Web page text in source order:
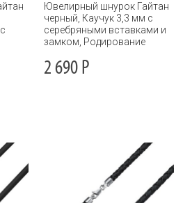
Ювелирный шнурок Гайтан
черный, Каучук 3,3 мм с
серебряными вставками и
замком, Родирование
2 690 Р